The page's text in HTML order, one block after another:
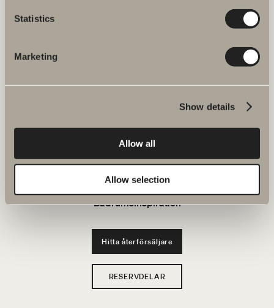
Statistics
Marketing
Show details
Allow all
Allow selection
Produkter
Ritverktyg
Hållbarhet
Badrumsinspiration
Hitta återförsäljare
RESERVDELAR